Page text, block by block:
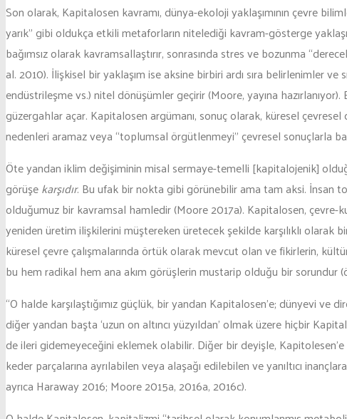
Son olarak, Kapitalosen kavramı, dünya-ekoloji yaklaşımının çevre
yarık” gibi oldukça etkili metaforların nitelediği kavram-gösterge
bağımsız olarak kavramsallaştırır, sonrasında stres ve bozunma
al. 2010). İlişkisel bir yaklaşım ise aksine birbiri ardı sıra belirlenimler
endüstrileşme vs.) nitel dönüşümler geçirir (Moore, yayına
güzergahlar açar. Kapitalosen argümanı, sonuç olarak, küresel
nedenleri aramaz veya “toplumsal örgütlenmeyi” çevresel sonuçlarla
Öte yandan iklim değişiminin misal sermaye-temelli [kapitalojenik]
görüşekarşıdır. Bu ufak bir nokta gibi görünebilir ama tam aksi. İnsan
olduğumuz bir kavramsal hamledir (Moore 2017a). Kapitalosen, çevre-
yeniden üretim ilişkilerini müştereken üretecek şekilde karşılıklı
küresel çevre çalışmalarında örtük olarak mevcut olan ve fikirlerin,
bu hem radikal hem ana akım görüşlerin mustarip olduğu bir
“O halde karşılaştığımız güçlük, bir yandan Kapitalosen’e; dünyevi
diğer yandan başta ‘uzun on altıncı yüzyıldan’ olmak üzere hiçbir
de ileri gidemeyeceğini eklemek olabilir. Diğer bir deyişle,
keder parçalarına ayrılabilen veya alaşağı edilebilen ve yanıltıcı
ayrıca Haraway 2016; Moore 2015a, 2016a, 2016c).